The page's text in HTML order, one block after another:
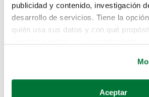
publicidad y contenido, investigación
desarrollo de servicios. Tiene la
quién usa sus datos y con qué
Si lo permite, también quisiéramos:
Aceptar
Pero puedes encontrar el coche
buscando en alguno de estos
Coches de segunda mano